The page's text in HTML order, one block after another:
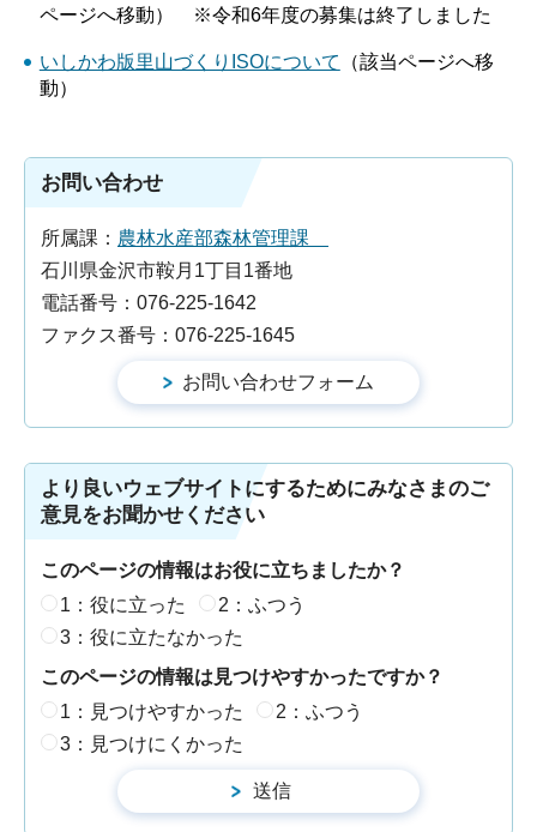
ページへ移動） ※令和6年度の募集は終了しました
いしかわ版里山づくりISOについて
（該当ページへ移
動）
お問い合わせ
所属課： 農林水産部森林管理課
石川県金沢市鞍月1丁目1番地
電話番号：076-225-1642
ファクス番号：076-225-1645
より良いウェブサイトにするためにみなさまのご
意見をお聞かせください
このページの情報はお役に立ちましたか？
1：役に立った
2：ふつう
3：役に立たなかった
このページの情報は見つけやすかったですか？
1：見つけやすかった
2：ふつう
3：見つけにくかった